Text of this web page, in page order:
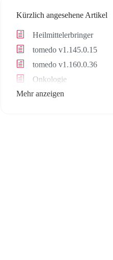
Kürzlich angesehene Artikel
Heilmittelerbringer
tomedo v1.145.0.15
tomedo v1.160.0.36
Onkologie
Mehr anzeigen